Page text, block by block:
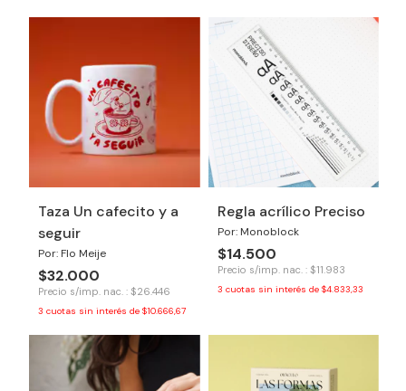
Taza Un cafecito y a
seguir
Por: Flo Meije
$32.000
Precio s/imp. nac. : $26.446
3 cuotas sin interés de $10.666,67
Regla acrílico Preciso
Por: Monoblock
$14.500
Precio s/imp. nac. : $11.983
3 cuotas sin interés de $4.833,33